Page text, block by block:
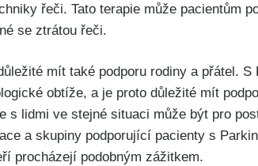
řeči. Tato terapie může pacientům
se ztrátou řeči.
mít také podporu rodiny a přátel.
obtíže, a je proto důležité mít
s lidmi ve stejné situaci může být pro
a skupiny podporující pacienty s
procházejí podobným zážitkem.